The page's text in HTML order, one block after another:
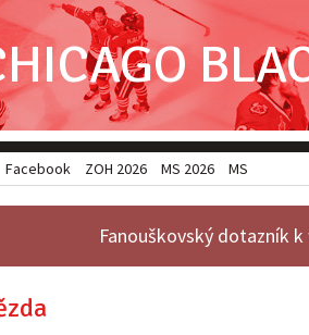
Fanouškovský dotazník k
Facebook ZOH 2026 MS 2026 MSJ 2026